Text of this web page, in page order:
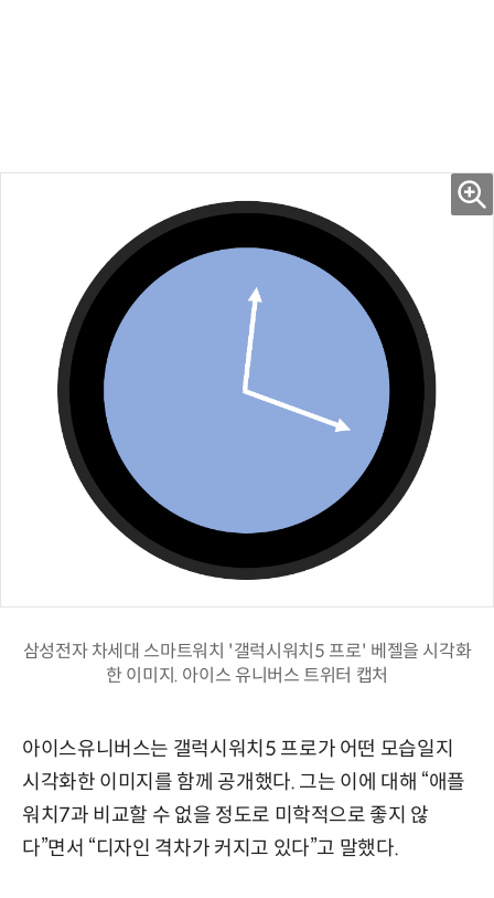
삼성전자 차세대 스마트워치 '갤럭시워치5 프로' 베젤을 시각화
한 이미지. 아이스 유니버스 트위터 캡처
아이스유니버스는 갤럭시워치5 프로가 어떤 모습일지
시각화한 이미지를 함께 공개했다. 그는 이에 대해 “애플
워치7과 비교할 수 없을 정도로 미학적으로 좋지 않
다”면서 “디자인 격차가 커지고 있다”고 말했다.